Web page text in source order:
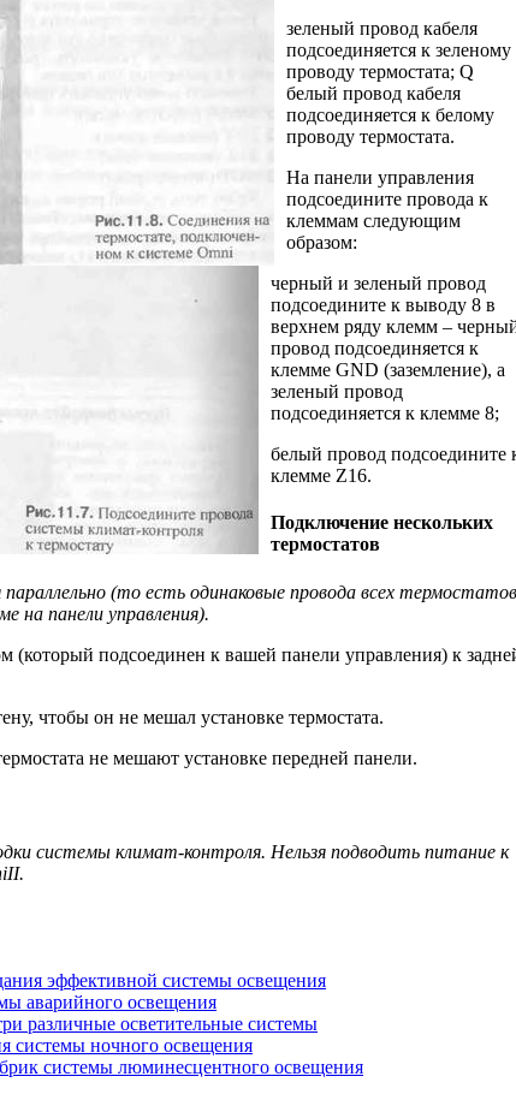
зеленый провод кабеля
подсоединяется к зеленому
проводу термостата; Q
белый провод кабеля
подсоединяется к белому
проводу термостата.
На панели управления
подсоедините провода к
клеммам следующим
образом:
черный и зеленый провод
подсоедините к выводу 8 в
верхнем ряду клемм –
провод подсоединяется к
клемме GND (заземление), а
зеленый провод
подсоединяется к клемме 8;
белый провод подсоедините
клемме Z16.
Подключение нескольких
термостатов
(то есть одинако­вые провода всех термостатов
на панели управления).
(который подсоединен к вашей панели управления) к
чтобы он не мешал установке термостата.
не мешают установке передней панели.
системы климат-контроля. Нельзя подводить питание к
II.
эффективной системы освещения
аварийного освещения
различные осветительные системы
системы ночного освещения
системы люминесцентного освещения